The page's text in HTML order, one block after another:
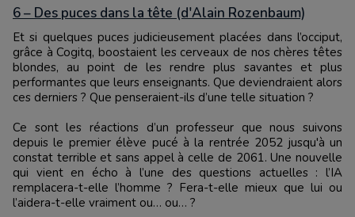
6 – Des puces dans la tête (d'Alain Rozenbaum)
Et si quelques puces judicieusement placées dans l’occiput,
grâce à Cogitq, boostaient les cerveaux de nos chères têtes
blondes, au point de les rendre plus savantes et plus
performantes que leurs enseignants. Que deviendraient alors
ces derniers ? Que penseraient-ils d’une telle situation ?
Ce sont les réactions d’un professeur que nous suivons
depuis le premier élève pucé à la rentrée 2052 jusqu'à un
constat terrible et sans appel à celle de 2061. Une nouvelle
qui vient en écho à l’une des questions actuelles : l’IA
remplacera-t-elle l’homme ? Fera-t-elle mieux que lui ou
l’aidera-t-elle vraiment ou… ou… ?